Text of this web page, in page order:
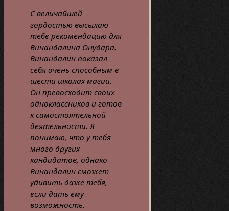
С величайшей
гордостью высылаю
тебе рекомендацию для
Винандалина Онудара.
Винандалин показал
себя очень способным в
шести школах магии.
Он превосходит своих
одноклассников и готов
к самостоятельной
деятельности. Я
понимаю, что у тебя
много других
кандидатов, однако
Винандалин сможет
удивить даже тебя,
если дать ему
возможность.